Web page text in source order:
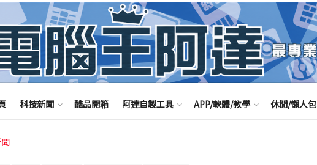
科技新聞 酷品開箱 阿達自製工具 APP/軟體/教學 休閒/懶人包